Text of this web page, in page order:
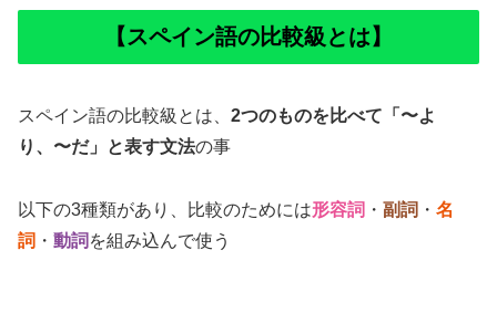
【スペイン語の比較級とは】
スペイン語の比較級とは、 2つのものを比べて「〜よ
り、〜だ」と表す文法の事
以下の3種類があり、比較のためには形容詞 ・ 副詞 ・ 名
詞 ・ 動詞 を組み込んで使う